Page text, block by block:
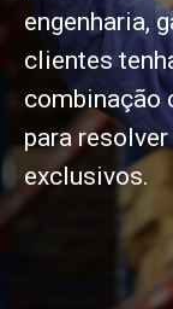
engenharia,
clientes
combinação
para
exclusivos.